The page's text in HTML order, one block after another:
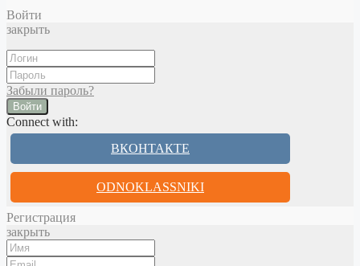
Войти
закрыть
Забыли пароль?
Войти
Connect with:
ВКОНТАКТЕ
ODNOKLASSNIKI
Регистрация
закрыть